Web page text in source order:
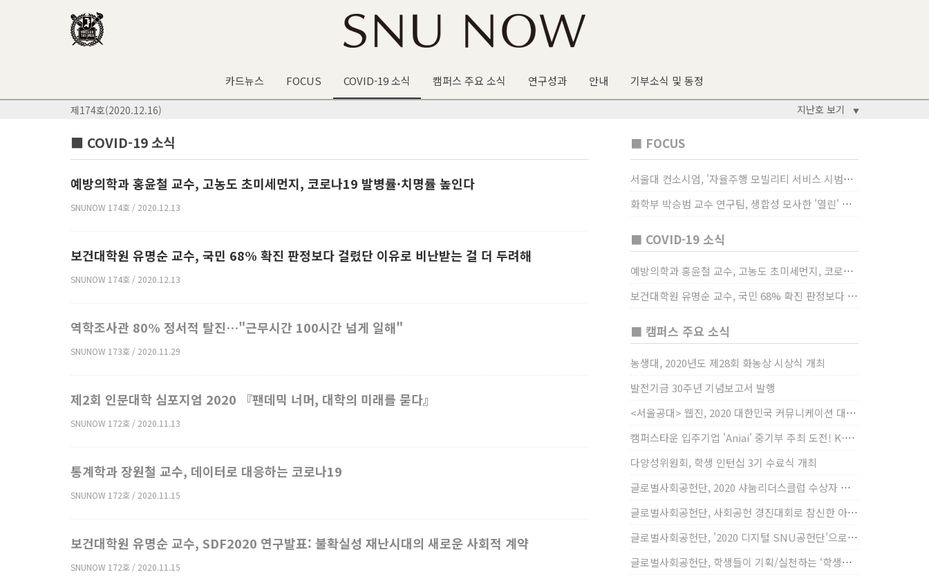
카드뉴스 FOCUS COVID-19 소식 캠퍼스 주요 소식 연구성과 안내 기부소식 및 동정
제174호(2020.12.16) 지난호 보기 ▼
■ COVID-19 소식
예방의학과 홍윤철 교수, 고농도 초미세먼지, 코로나19 발병률·치명률 높인다
SNUNOW 174호 / 2020.12.13
보건대학원 유명순 교수, 국민 68% 확진 판정보다 걸렸단 이유로 비난받는 걸 더 두려해
SNUNOW 174호 / 2020.12.13
역학조사관 80% 정서적 탈진…"근무시간 100시간 넘게 일해"
SNUNOW 173호 / 2020.11.29
제2회 인문대학 심포지엄 2020 『팬데믹 너머, 대학의 미래를 묻다』
SNUNOW 172호 / 2020.11.13
통계학과 장원철 교수, 데이터로 대응하는 코로나19
SNUNOW 172호 / 2020.11.15
보건대학원 유명순 교수, SDF2020 연구발표: 불확실성 재난시대의 새로운 사회적 계약
SNUNOW 172호 / 2020.11.15
■ FOCUS
서울대 컨소시엄, '자율주행 모빌리티 서비스 시범사업' 수행
화학부 박승범 교수 연구팀, 생합성 모사한 '열린' 비타민 B3 합성법 개발
■ COVID-19 소식
예방의학과 홍윤철 교수, 고농도 초미세먼지, 코로나19 발병률·치명률 높인다
보건대학원 유명순 교수, 국민 68% 확진 판정보다 걸렸단 이유로 비난받는 걸 더 두려해
■ 캠퍼스 주요 소식
농생대, 2020년도 제28회 화농상 시상식 개최
발전기금 30주년 기념보고서 발행
<서울공대> 웹진, 2020 대한민국 커뮤니케이션 대상 창간사보 부문 최우수상 선정
캠퍼스타운 입주기업 'Aniai' 중기부 주최 도전! K-스타트업 대상 수상
다양성위원회, 학생 인턴십 3기 수료식 개최
글로벌사회공헌단, 2020 샤눔리더스클럽 수상자 시상
글로벌사회공헌단, 사회공헌 경진대회로 참신한 아이디어 발굴, 지원
글로벌사회공헌단, '2020 디지털 SNU공헌단'으로 새로운 사회공헌에 도전
글로벌사회공헌단, 학생들이 기획/실천하는 ‘학생사회공헌단 프로젝트’ 진행